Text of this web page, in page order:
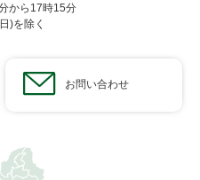
から17時15分
)を除く
お問い合わせ